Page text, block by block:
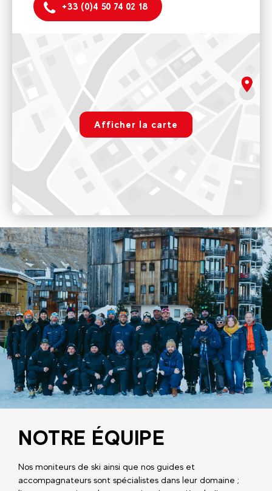
+33 (0)4 50 74 02 18
rgpd.advert.map
Paramétrer
Evolution 2 Avoriaz - HIVER
31 place des ruches 74110 AVORIAZ
Ouvert tous les jours de 9H00 à 12H00 puis de 14H00 à 18H00
Voir sur Google Maps
Evolution2 Avoriaz - ETE
Magasin CMP - 50 Rue du Douchka
Voir sur Google Maps
Afficher la carte
NOTRE ÉQUIPE
Nos moniteurs de ski ainsi que nos guides et
accompagnateurs sont spécialistes dans leur domaine ;